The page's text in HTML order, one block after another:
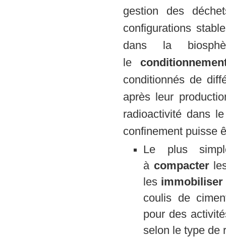
gestion des
configurations
dans la
le
conditionnés de
après leur
radioactivité dans
confinement puisse
Le plus
à compacter
les immobiliser
coulis de
pour des
selon le type de